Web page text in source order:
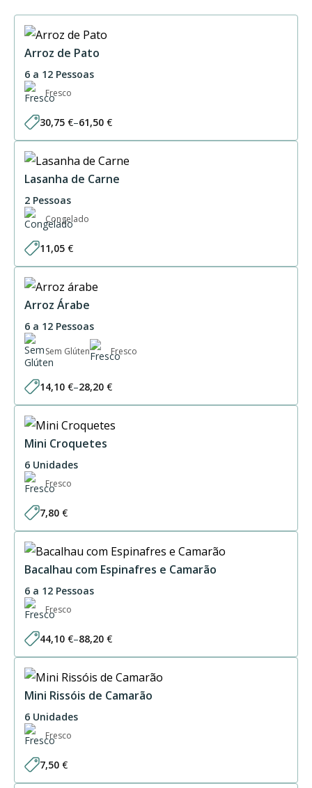
Arroz de Pato
6 a 12 Pessoas
Fresco
30,75 €–61,50 €
Price
range:
through
61,50 €
Lasanha de Carne
2 Pessoas
Congelado
11,05 €
Arroz Árabe
6 a 12 Pessoas
Sem Glúten Fresco
14,10 €–28,20 €
Price
range:
through
28,20 €
Mini Croquetes
6 Unidades
Fresco
7,80 €
Bacalhau com Espinafres e Camarão
6 a 12 Pessoas
Fresco
44,10 €–88,20 €
Price
range:
through
88,20 €
Mini Rissóis de Camarão
6 Unidades
Fresco
7,50 €